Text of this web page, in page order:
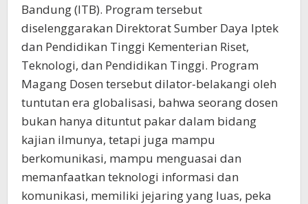
Bandung (ITB). Program tersebut
diselenggarakan Direktorat Sumber Daya Iptek
dan Pendidikan Tinggi Kementerian Riset,
Teknologi, dan Pendidikan Tinggi. Program
Magang Dosen tersebut dilator-belakangi oleh
tuntutan era globalisasi, bahwa seorang dosen
bukan hanya dituntut pakar dalam bidang
kajian ilmunya, tetapi juga mampu
berkomunikasi, mampu menguasai dan
memanfaatkan teknologi informasi dan
komunikasi, memiliki jejaring yang luas, peka